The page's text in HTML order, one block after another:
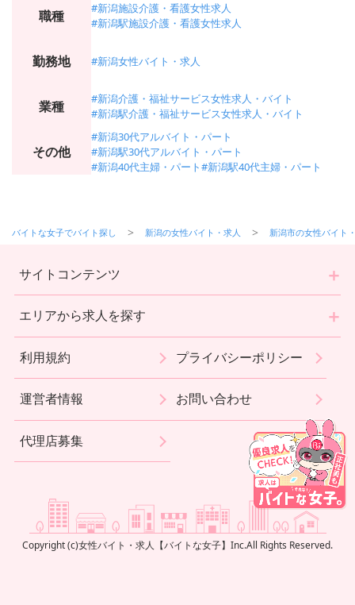
職種
#新潟施設介護・看護女性求人
#新潟駅施設介護・看護女性求人
勤務地 #新潟女性バイト・求人
業種
#新潟介護・福祉サービス女性求人・バイト
#新潟駅介護・福祉サービス女性求人・バイト
その他
#新潟30代アルバイト・パート
#新潟駅30代アルバイト・パート
#新潟40代主婦・パート#新潟駅40代主婦・パート
バイトな女子でバイト探し 新潟の女性バイト・求人 新潟市の女性バイト
サイトコンテンツ
エリアから求人を探す
利用規約 プライバシーポリシー
運営者情報 お問い合わせ
代理店募集
Copyright (c)女性バイト・求人【バイトな女子】 Inc.All Rights Reserved.